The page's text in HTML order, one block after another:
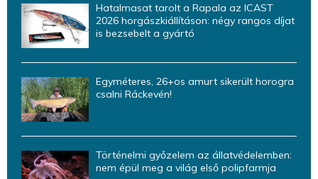
Hatalmasat tarolt a Rapala az ICAST
2026 horgászkiállításon: négy rangos díjat
is bezsebelt a gyártó
Egyméteres, 26+os amurt sikerült horogra
csalni Ráckevén!
Történelmi győzelem az állatvédelemben:
nem épül meg a világ első polipfarmja